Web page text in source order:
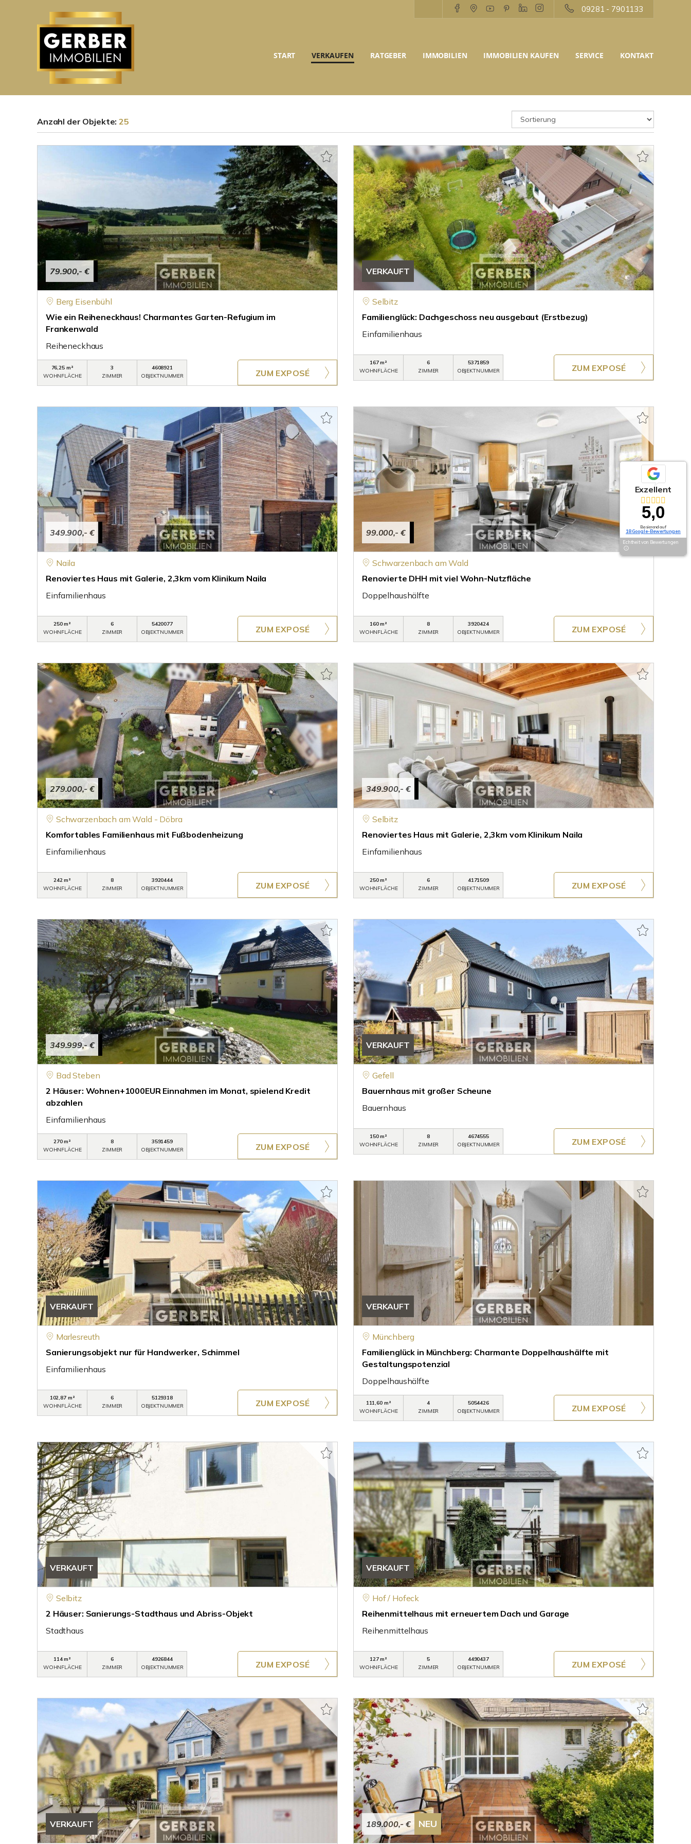
09281 - 7901133
START VERKAUFEN RATGEBER IMMOBILIEN IMMOBILIEN KAUFEN SERVICE KONTAKT
Anzahl der Objekte:25
79.900,- €
Berg Eisenbühl
Wie ein Reiheneckhaus! Charmantes Garten-Refugium im
Frankenwald
Reiheneckhaus
76,25 m²
WOHNFLÄCHE
3
ZIMMER
4608921
OBJEKTNUMMER
ZUM EXPOSÉ
VERKAUFT
Selbitz
Familienglück: Dachgeschoss neu ausgebaut (Erstbezug)
Einfamilienhaus
167 m²
WOHNFLÄCHE
6
ZIMMER
5371859
OBJEKTNUMMER
ZUM EXPOSÉ
349.900,- €
Naila
Renoviertes Haus mit Galerie, 2,3km vom Klinikum Naila
Einfamilienhaus
250 m²
WOHNFLÄCHE
6
ZIMMER
5420077
OBJEKTNUMMER
ZUM EXPOSÉ
99.000,- €
Schwarzenbach am Wald
Renovierte DHH mit viel Wohn-Nutzfläche
Doppelhaushälfte
160 m²
WOHNFLÄCHE
8
ZIMMER
3920424
OBJEKTNUMMER
ZUM EXPOSÉ
279.000,- €
Schwarzenbach am Wald - Döbra
Komfortables Familienhaus mit Fußbodenheizung
Einfamilienhaus
242 m²
WOHNFLÄCHE
8
ZIMMER
3920444
OBJEKTNUMMER
ZUM EXPOSÉ
349.900,- €
Selbitz
Renoviertes Haus mit Galerie, 2,3km vom Klinikum Naila
Einfamilienhaus
250 m²
WOHNFLÄCHE
6
ZIMMER
4171509
OBJEKTNUMMER
ZUM EXPOSÉ
349.999,- €
Bad Steben
2 Häuser: Wohnen+1000EUR Einnahmen im Monat, spielend Kredit
abzahlen
Einfamilienhaus
270 m²
WOHNFLÄCHE
8
ZIMMER
3591459
OBJEKTNUMMER
ZUM EXPOSÉ
VERKAUFT
Gefell
Bauernhaus mit großer Scheune
Bauernhaus
150 m²
WOHNFLÄCHE
8
ZIMMER
4674555
OBJEKTNUMMER
ZUM EXPOSÉ
VERKAUFT
Marlesreuth
Sanierungsobjekt nur für Handwerker, Schimmel
Einfamilienhaus
102,87 m²
WOHNFLÄCHE
6
ZIMMER
5129318
OBJEKTNUMMER
ZUM EXPOSÉ
VERKAUFT
Münchberg
Familienglück in Münchberg: Charmante Doppelhaushälfte mit
Gestaltungspotenzial
Doppelhaushälfte
111,60 m²
WOHNFLÄCHE
4
ZIMMER
5054426
OBJEKTNUMMER
ZUM EXPOSÉ
VERKAUFT
Selbitz
2 Häuser: Sanierungs-Stadthaus und Abriss-Objekt
Stadthaus
114 m²
WOHNFLÄCHE
6
ZIMMER
4926844
OBJEKTNUMMER
ZUM EXPOSÉ
VERKAUFT
Hof / Hofeck
Reihenmittelhaus mit erneuertem Dach und Garage
Reihenmittelhaus
127 m²
WOHNFLÄCHE
5
ZIMMER
4490437
OBJEKTNUMMER
ZUM EXPOSÉ
VERKAUFT 189.000,- € NEU
Exzellent
5,0
Basierend auf
18 Google-Bewertungen
Echtheit von Bewertungen